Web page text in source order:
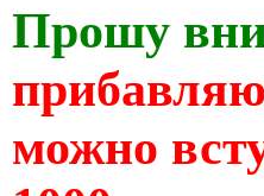
Прошу
можно